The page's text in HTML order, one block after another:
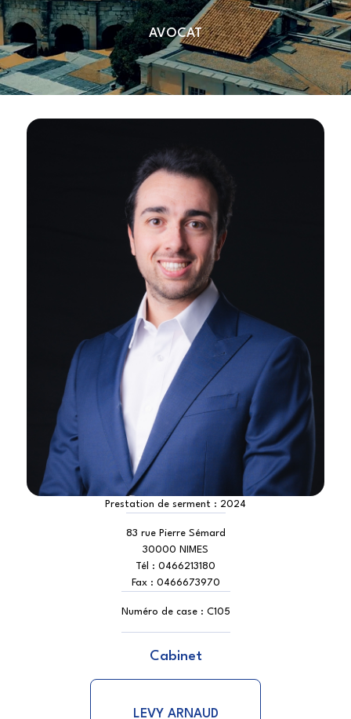
Prestation de serment : 2024
AVOCAT
83 rue Pierre Sémard
30000 NIMES
Tél : 0466213180
Fax : 0466673970
Numéro de case : C105
Cabinet
LEVY ARNAUD